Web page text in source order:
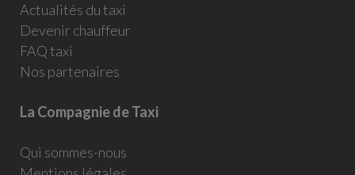
Actualités du taxi
Devenir chauffeur
FAQ taxi
Nos partenaires
La Compagnie de Taxi
Qui sommes-nous